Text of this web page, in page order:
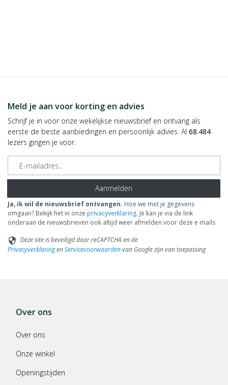
Meld je aan voor korting en advies
Schrijf je in voor onze wekelijkse nieuwsbrief en ontvang als
eerste de beste aanbiedingen en persoonlijk advies. Al 68.484
lezers gingen je voor.
E-mailadres
Aanmelden
Ja, ik wil de nieuwsbrief ontvangen. Hoe we met je gegevens
omgaan? Bekijk het in onze privacyverklaring. Je kan je via de link
onderaan de nieuwsbrieven ook altijd weer afmelden voor deze e-mails
security Deze site is beveiligd door reCAPTCHA en de
PrivacyverklaringenServicevoorwaardenvan Google zijn van toepassing
Over ons
Over ons
Onze winkel
Openingstijden